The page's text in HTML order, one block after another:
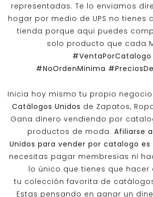
representadas. Te lo enviamos
hogar por medio de UPS no tienes
tienda porque aqui puedes
solo producto que cada
#VentaPorCatalogo
#NoOrdenMinima
Inicia hoy mismo tu propio
Catálogos Unidos de Zapatos,
Gana dinero vendiendo por
productos de moda. Afiliarse a
Unidos para vender por catalogo es
necesitas pagar membresias ni
lo único que tienes que hacer
tu colección favorita de
Estas pensando en ganar un